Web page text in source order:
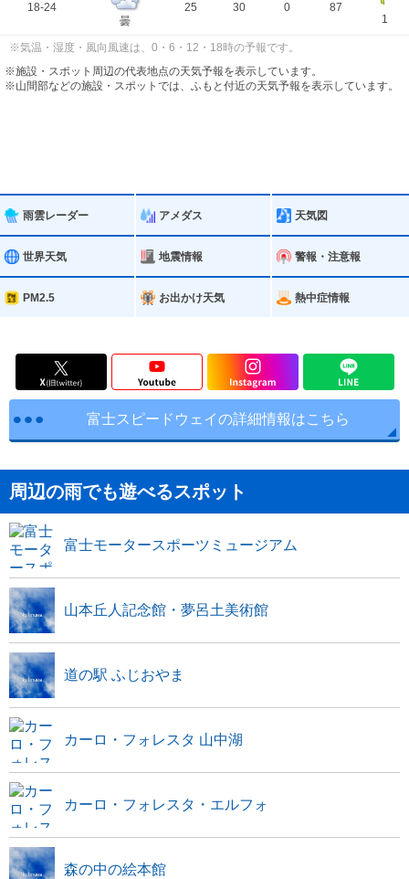
18-24
曇
25 30 0
87
1
※気温・湿度・風向風速は、0・6・12・18時の予報です。
※施設・スポット周辺の代表地点の天気予報を表示しています。
※山間部などの施設・スポットでは、ふもと付近の天気予報を表示しています。
雨雲レーダー アメダス 天気図
世界天気 地震情報 警報・注意報
PM2.5 お出かけ天気 熱中症情報
富士スピードウェイの詳細情報はこちら
周辺の雨でも遊べるスポット
富士モータースポーツミュージアム
山本丘人記念館・夢呂土美術館
道の駅 ふじおやま
カーロ・フォレスタ 山中湖
カーロ・フォレスタ・エルフォ
森の中の絵本館